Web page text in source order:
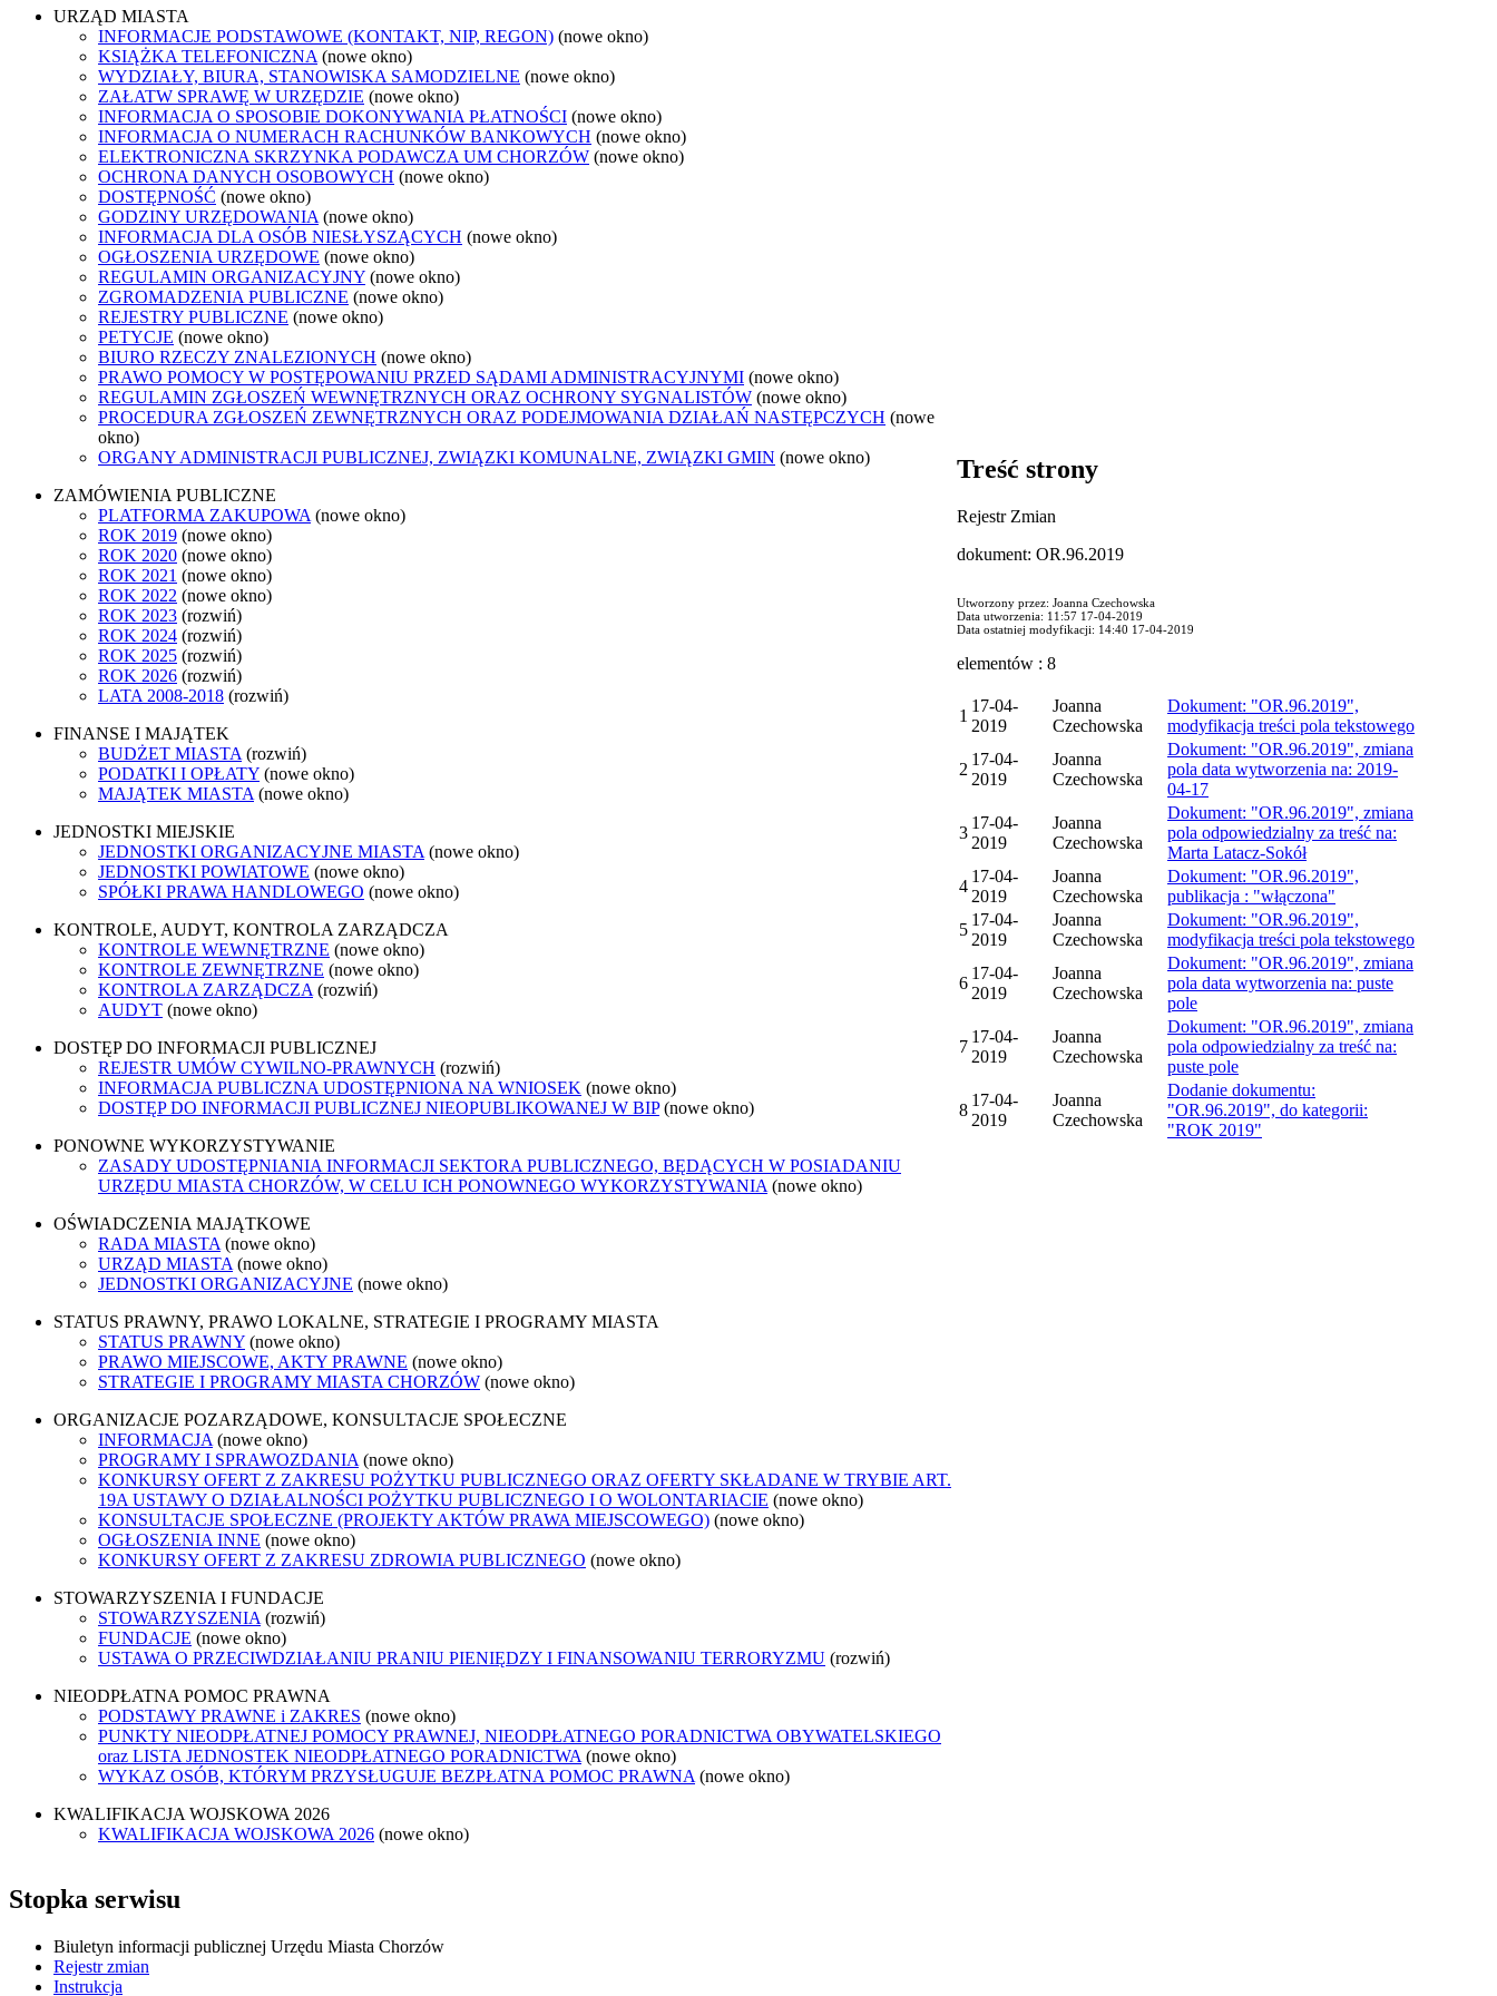
URZĄD MIASTA
INFORMACJE PODSTAWOWE (KONTAKT, NIP, REGON) (nowe okno)
KSIĄŻKA TELEFONICZNA (nowe okno)
WYDZIAŁY, BIURA, STANOWISKA SAMODZIELNE (nowe okno)
ZAŁATW SPRAWĘ W URZĘDZIE (nowe okno)
INFORMACJA O SPOSOBIE DOKONYWANIA PŁATNOŚCI (nowe okno)
INFORMACJA O NUMERACH RACHUNKÓW BANKOWYCH (nowe okno)
ELEKTRONICZNA SKRZYNKA PODAWCZA UM CHORZÓW (nowe okno)
OCHRONA DANYCH OSOBOWYCH (nowe okno)
DOSTĘPNOŚĆ (nowe okno)
GODZINY URZĘDOWANIA (nowe okno)
INFORMACJA DLA OSÓB NIESŁYSZĄCYCH (nowe okno)
OGŁOSZENIA URZĘDOWE (nowe okno)
REGULAMIN ORGANIZACYJNY (nowe okno)
ZGROMADZENIA PUBLICZNE (nowe okno)
REJESTRY PUBLICZNE (nowe okno)
PETYCJE (nowe okno)
BIURO RZECZY ZNALEZIONYCH (nowe okno)
PRAWO POMOCY W POSTĘPOWANIU PRZED SĄDAMI ADMINISTRACYJNYMI (nowe okno)
REGULAMIN ZGŁOSZEŃ WEWNĘTRZNYCH ORAZ OCHRONY SYGNALISTÓW (nowe okno)
PROCEDURA ZGŁOSZEŃ ZEWNĘTRZNYCH ORAZ PODEJMOWANIA DZIAŁAŃ NASTĘPCZYCH (nowe
okno)
ORGANY ADMINISTRACJI PUBLICZNEJ, ZWIĄZKI KOMUNALNE, ZWIĄZKI GMIN (nowe okno)
ZAMÓWIENIA PUBLICZNE
PLATFORMA ZAKUPOWA (nowe okno)
ROK 2019 (nowe okno)
ROK 2020 (nowe okno)
ROK 2021 (nowe okno)
ROK 2022 (nowe okno)
ROK 2023 (rozwiń)
ROK 2024 (rozwiń)
ROK 2025 (rozwiń)
ROK 2026 (rozwiń)
LATA 2008-2018 (rozwiń)
FINANSE I MAJĄTEK
BUDŻET MIASTA (rozwiń)
PODATKI I OPŁATY (nowe okno)
MAJĄTEK MIASTA (nowe okno)
JEDNOSTKI MIEJSKIE
JEDNOSTKI ORGANIZACYJNE MIASTA (nowe okno)
JEDNOSTKI POWIATOWE (nowe okno)
SPÓŁKI PRAWA HANDLOWEGO (nowe okno)
KONTROLE, AUDYT, KONTROLA ZARZĄDCZA
KONTROLE WEWNĘTRZNE (nowe okno)
KONTROLE ZEWNĘTRZNE (nowe okno)
KONTROLA ZARZĄDCZA (rozwiń)
AUDYT (nowe okno)
DOSTĘP DO INFORMACJI PUBLICZNEJ
REJESTR UMÓW CYWILNO-PRAWNYCH (rozwiń)
INFORMACJA PUBLICZNA UDOSTĘPNIONA NA WNIOSEK (nowe okno)
DOSTĘP DO INFORMACJI PUBLICZNEJ NIEOPUBLIKOWANEJ W BIP (nowe okno)
PONOWNE WYKORZYSTYWANIE
ZASADY UDOSTĘPNIANIA INFORMACJI SEKTORA PUBLICZNEGO, BĘDĄCYCH W POSIADANIU
URZĘDU MIASTA CHORZÓW, W CELU ICH PONOWNEGO WYKORZYSTYWANIA (nowe okno)
OŚWIADCZENIA MAJĄTKOWE
RADA MIASTA (nowe okno)
URZĄD MIASTA (nowe okno)
JEDNOSTKI ORGANIZACYJNE (nowe okno)
STATUS PRAWNY, PRAWO LOKALNE, STRATEGIE I PROGRAMY MIASTA
STATUS PRAWNY (nowe okno)
PRAWO MIEJSCOWE, AKTY PRAWNE (nowe okno)
STRATEGIE I PROGRAMY MIASTA CHORZÓW (nowe okno)
ORGANIZACJE POZARZĄDOWE, KONSULTACJE SPOŁECZNE
INFORMACJA (nowe okno)
PROGRAMY I SPRAWOZDANIA (nowe okno)
KONKURSY OFERT Z ZAKRESU POŻYTKU PUBLICZNEGO ORAZ OFERTY SKŁADANE W TRYBIE ART.
19A USTAWY O DZIAŁALNOŚCI POŻYTKU PUBLICZNEGO I O WOLONTARIACIE (nowe okno)
KONSULTACJE SPOŁECZNE (PROJEKTY AKTÓW PRAWA MIEJSCOWEGO) (nowe okno)
OGŁOSZENIA INNE (nowe okno)
KONKURSY OFERT Z ZAKRESU ZDROWIA PUBLICZNEGO (nowe okno)
STOWARZYSZENIA I FUNDACJE
STOWARZYSZENIA (rozwiń)
FUNDACJE (nowe okno)
USTAWA O PRZECIWDZIAŁANIU PRANIU PIENIĘDZY I FINANSOWANIU TERRORYZMU (rozwiń)
NIEODPŁATNA POMOC PRAWNA
PODSTAWY PRAWNE i ZAKRES (nowe okno)
PUNKTY NIEODPŁATNEJ POMOCY PRAWNEJ, NIEODPŁATNEGO PORADNICTWA OBYWATELSKIEGO
oraz LISTA JEDNOSTEK NIEODPŁATNEGO PORADNICTWA (nowe okno)
WYKAZ OSÓB, KTÓRYM PRZYSŁUGUJE BEZPŁATNA POMOC PRAWNA (nowe okno)
KWALIFIKACJA WOJSKOWA 2026
KWALIFIKACJA WOJSKOWA 2026 (nowe okno)
Treść strony
Rejestr Zmian
dokument: OR.96.2019
Utworzony przez: Joanna Czechowska
Data utworzenia: 11:57 17-04-2019
Data ostatniej modyfikacji: 14:40 17-04-2019
elementów : 8
1
17-04-
2019
Joanna
Czechowska
Dokument: "OR.96.2019",
modyfikacja treści pola tekstowego
2
17-04-
2019
Joanna
Czechowska
Dokument: "OR.96.2019", zmiana
pola data wytworzenia na: 2019-
04-17
3
17-04-
2019
Joanna
Czechowska
Dokument: "OR.96.2019", zmiana
pola odpowiedzialny za treść na:
Marta Latacz-Sokół
4
17-04-
2019
Joanna
Czechowska
Dokument: "OR.96.2019",
publikacja : "włączona"
5
17-04-
2019
Joanna
Czechowska
Dokument: "OR.96.2019",
modyfikacja treści pola tekstowego
6
17-04-
2019
Joanna
Czechowska
Dokument: "OR.96.2019", zmiana
pola data wytworzenia na: puste
pole
7
17-04-
2019
Joanna
Czechowska
Dokument: "OR.96.2019", zmiana
pola odpowiedzialny za treść na:
puste pole
8
17-04-
2019
Joanna
Czechowska
Dodanie dokumentu:
"OR.96.2019", do kategorii:
"ROK 2019"
Stopka serwisu
Biuletyn informacji publicznej Urzędu Miasta Chorzów
Rejestr zmian
Instrukcja